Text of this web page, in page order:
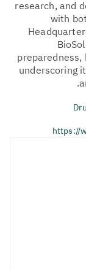
research, and
with
underscoring
https://